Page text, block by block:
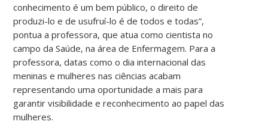
conhecimento é um bem público, o direito de
produzi-lo e de usufruí-lo é de todos e todas”,
pontua a professora, que atua como cientista no
campo da Saúde, na área de Enfermagem. Para a
professora, datas como o dia internacional das
meninas e mulheres nas ciências acabam
representando uma oportunidade a mais para
garantir visibilidade e reconhecimento ao papel das
mulheres.